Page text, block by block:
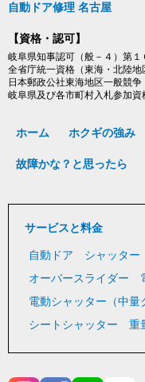
自動ドア修理 名古屋
【資格・認可】
岐阜県知事認可（般－４）第１
全省庁統一資格（東海・北陸
日本郵政公社東海地区一般競
岐阜県及び各市町村入札参加資
ホーム ホクギの強み
故障かな？と思ったら
サービスと料金
自動ドア シャッター
オーバースライダー
電動シャッター（中量
シートシャッター
重